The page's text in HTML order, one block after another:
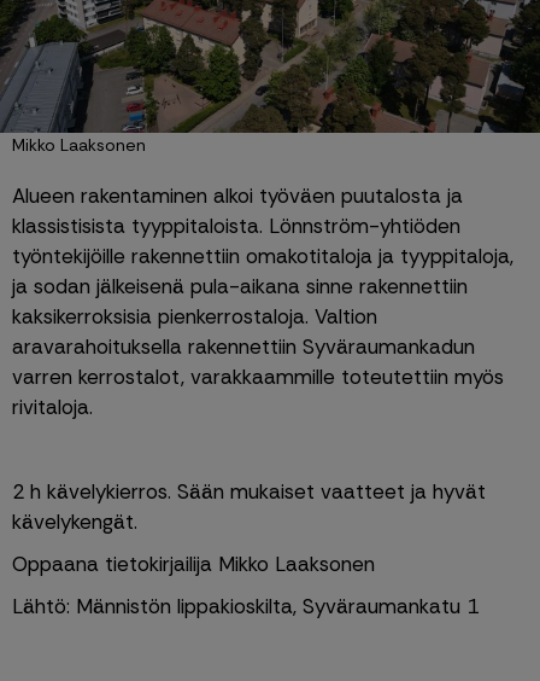
Mikko Laaksonen
Alueen rakentaminen alkoi työväen puutalosta ja
klassistisista tyyppitaloista. Lönnström-yhtiöden
työntekijöille rakennettiin omakotitaloja ja tyyppitaloja,
ja sodan jälkeisenä pula-aikana sinne rakennettiin
kaksikerroksisia pienkerrostaloja. Valtion
aravarahoituksella rakennettiin Syväraumankadun
varren kerrostalot, varakkaammille toteutettiin myös
rivitaloja.
2 h kävelykierros. Sään mukaiset vaatteet ja hyvät
kävelykengät.
Oppaana tietokirjailija Mikko Laaksonen
Lähtö: Männistön lippakioskilta, Syväraumankatu 1